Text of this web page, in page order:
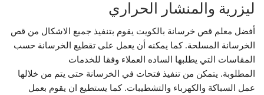
ليزرية والمنشار الحراري
أفضل معلم قص خرسانة بالكويت يقوم بتنفيذ جميع الاشكال من قص
الخرسانة المسلحة. كما يمكنه أن يعمل على تقطيع الخرسانة حسب
المقاسات التي يطلبها الساده العملاء وفقا للخدمات
المطلوبة. يتمكن من تنفيذ فتحات في الخرسانة حتى يتم من خلالها
عمل السباكة والكهرباء والتشطيبات. كما يستطيع ان يقوم بعمل